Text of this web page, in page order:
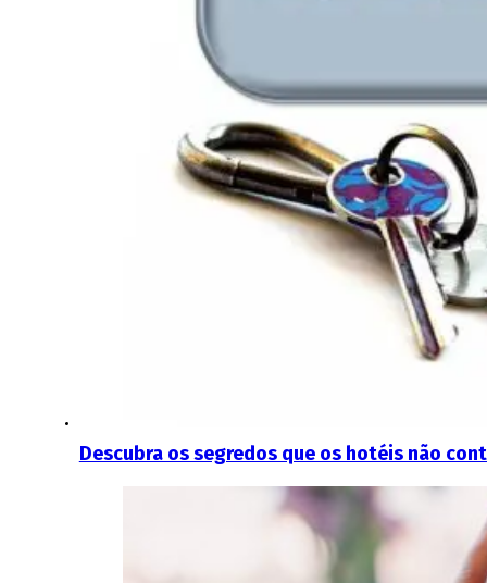
Descubra os segredos que os hotéis não